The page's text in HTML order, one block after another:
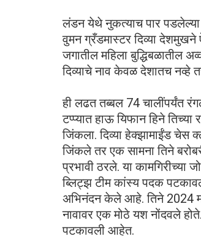
लंडन येथे नुकत्याच पार पडलेल्या
वुमन ग्रँडमास्टर दिव्या देशमुखने
जगातील महिला बुद्धिबळातील
दिव्याचे नाव केवळ देशातच नव्हे
ही लढत तब्बल 74 चालींपर्यंत
टप्प्यात हाऊ यिफान हिने
जिंकला. दिव्या हेक्झामाईंड चेस
जिंकले तर एक सामना तिने
प्रभावी ठरले. या
ब्लिट्झ टीम कांस्य पदक
अभिनंदन केले आहे. तिने 2024
नावावर एक मोठे यश नोंदवले
पटकावली आहेत.